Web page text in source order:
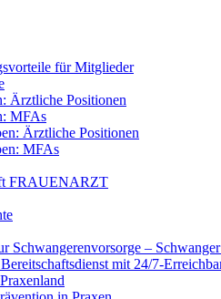
für Mitglieder
Ärztliche Positionen
MFAs
Ärztliche Positionen
MFAs
FRAUENARZT
Schwangerenvorsorge –
mit 24/7-